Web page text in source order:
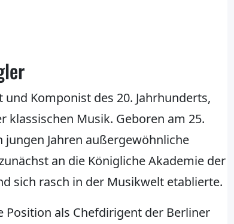
Komponist des 20. Jahrhunderts,
klassischen Musik. Geboren am 25.
jungen Jahren außergewöhnliche
an die Königliche Akademie der
sich rasch in der Musikwelt etablierte.
Position als Chefdirigent der Berliner